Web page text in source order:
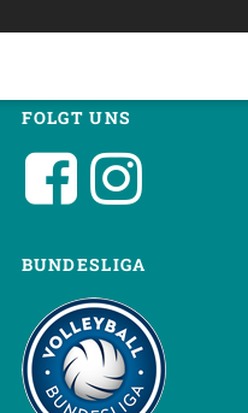
FOLGT UNS
BUNDESLIGA